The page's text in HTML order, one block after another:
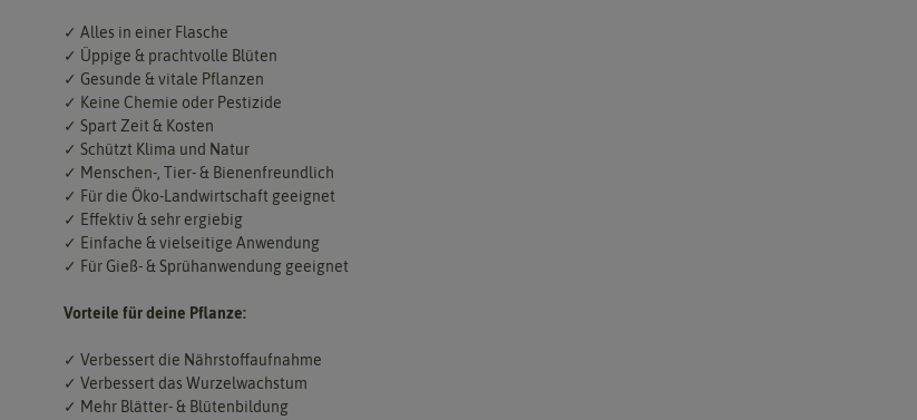
✓ Alles in einer Flasche
✓ Üppige & prachtvolle Blüten
✓ Gesunde & vitale Pflanzen
✓ Keine Chemie oder Pestizide
✓ Spart Zeit & Kosten
✓ Schützt Klima und Natur
✓ Menschen-, Tier- & Bienenfreundlich
✓ Für die Öko-Landwirtschaft geeignet
✓ Effektiv & sehr ergiebig
✓ Einfache & vielseitige Anwendung
✓ Für Gieß- & Sprühanwendung geeignet
Vorteile für deine Pflanze:
✓ Verbessert die Nährstoffaufnahme
✓ Verbessert das Wurzelwachstum
✓ Mehr Blätter- & Blütenbildung